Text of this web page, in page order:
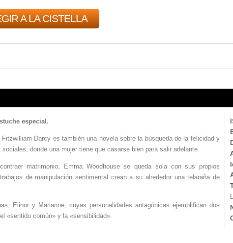
A LA CISTELLA
especial.
Darcy es también una novela sobre la búsqueda de la felicidad y
donde una mujer tiene que casarse bien para salir adelante.
matrimonio, Emma Woodhouse se queda sola con sus propios
de manipulación sentimental crean a su alrededor una telaraña de
Elinor y Marianne, cuyas personalidades antagónicas ejemplifican dos
«sentido común» y la «sensibilidad».